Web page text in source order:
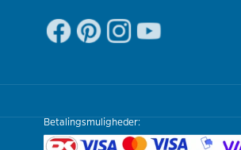
Betalingsmuligheder: